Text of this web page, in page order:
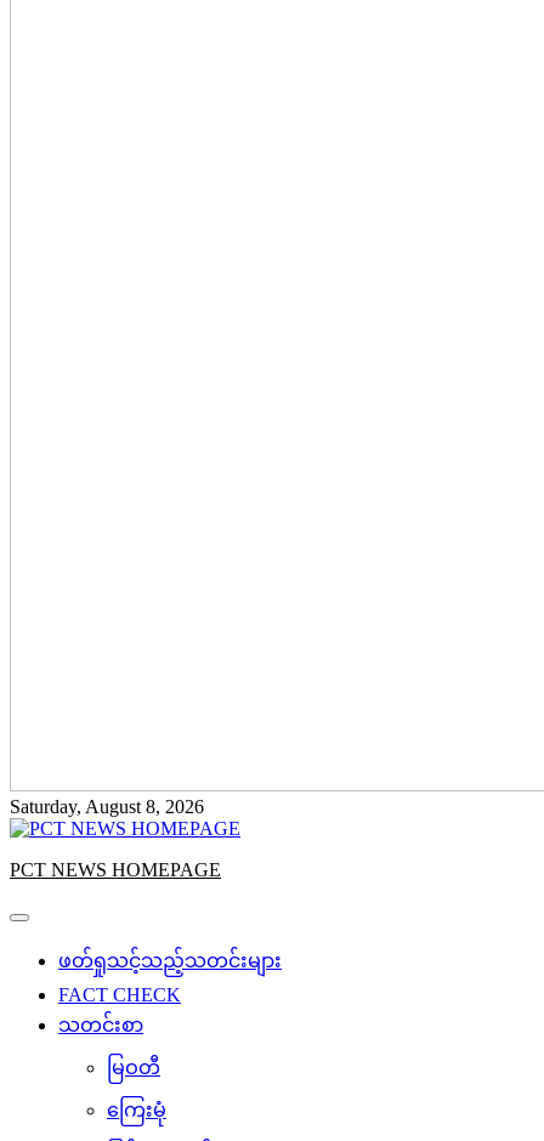
Saturday, August 8, 2026
PCT NEWS HOMEPAGE
ဖတ်ရှုသင့်သည့်သတင်းများ
FACT CHECK
သတင်းစာ
မြဝတီ
ကြေးမုံ